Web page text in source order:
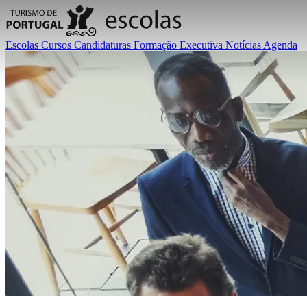
Escolas Cursos Candidaturas Formação Executiva Notícias Agenda